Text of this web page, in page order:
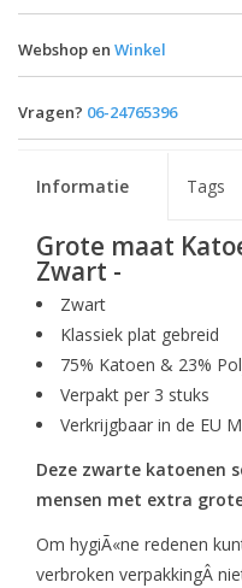
Webshop en Winkel
Vragen? 06-24765396
Informatie Tags
Grote maat
Zwart -
Zwart
Klassiek plat gebreid
75% Katoen & 23%
Verpakt per 3 stuks
Verkrijgbaar in de EU
Deze zwarte katoenen
mensen met extra
Om hygiÃ«ne redenen
verbroken verpakkingÂ